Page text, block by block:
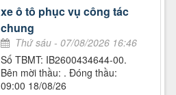
xe ô tô phục vụ công tác
chung
Thứ sáu - 07/08/2026 16:46
Số TBMT: IB2600434644-00.
Bên mời thầu: . Đóng thầu:
09:00 18/08/26